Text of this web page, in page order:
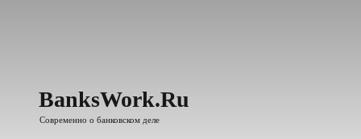
BanksWork.Ru
Современно о банковском деле